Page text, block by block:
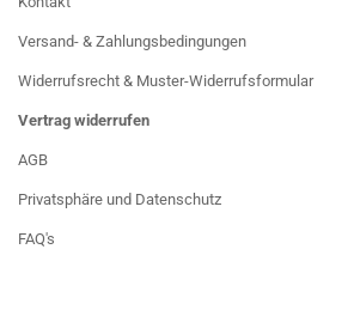
Versand- & Zahlungsbedingungen
Widerrufsrecht & Muster-Widerrufsformular
Vertrag widerrufen
AGB
Privatsphäre und Datenschutz
FAQ's